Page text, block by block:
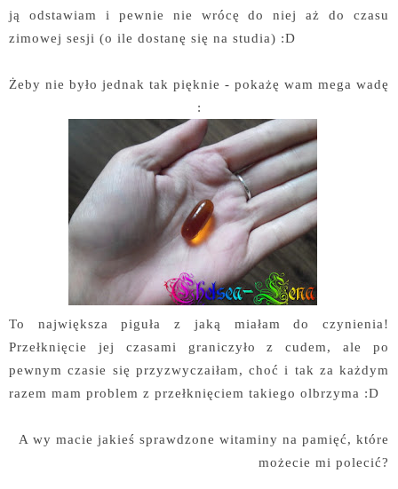
ją odstawiam i pewnie nie wrócę do niej aż do czasu
zimowej sesji (o ile dostanę się na studia) :D
Żeby nie było jednak tak pięknie - pokażę wam mega wadę
:
To największa piguła z jaką miałam do czynienia!
Przełknięcie jej czasami graniczyło z cudem, ale po
pewnym czasie się przyzwyczaiłam, choć i tak za każdym
razem mam problem z przełknięciem takiego olbrzyma :D
A wy macie jakieś sprawdzone witaminy na pamięć, które
możecie mi polecić?